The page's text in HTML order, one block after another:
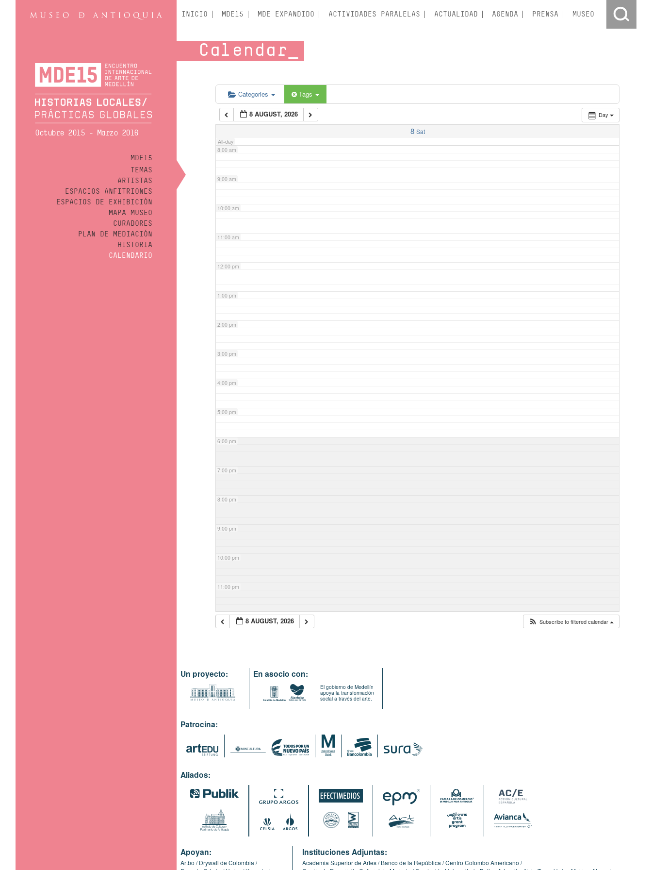
Octubre 2015 - Marzo 2016
MDE15
TEMAS
ARTISTAS
ESPACIOS ANFITRIONES
ESPACIOS DE EXHIBICIÓN
MAPA MUSEO
CURADORES
PLAN DE MEDIACIÓN
HISTORIA
CALENDARIO
INICIO MDE15 MDE EXPANDIDO ACTIVIDADES PARALELAS ACTUALIDAD AGENDA PRENSA MUSEO
Calendar
Categories Tags
Day
8 AUGUST, 2026
8 Sat
All-day
5:00 am
6:00 am
7:00 am
8:00 am
9:00 am
10:00 am
11:00 am
12:00 pm
1:00 pm
2:00 pm
3:00 pm
4:00 pm
5:00 pm
6:00 pm
7:00 pm
8:00 pm
9:00 pm
10:00 pm
11:00 pm
8 AUGUST, 2026 Subscribe to filtered calendar
Un proyecto: En asocio con:
El gobierno de Medellín
apoya la transformación
social a través del arte.
Patrocina:
Aliados:
Apoyan:
Artbo
Drywall de Colombia
Instituciones Adjuntas:
Academia Superior de Artes Banco de la República Centro Colombo Americano